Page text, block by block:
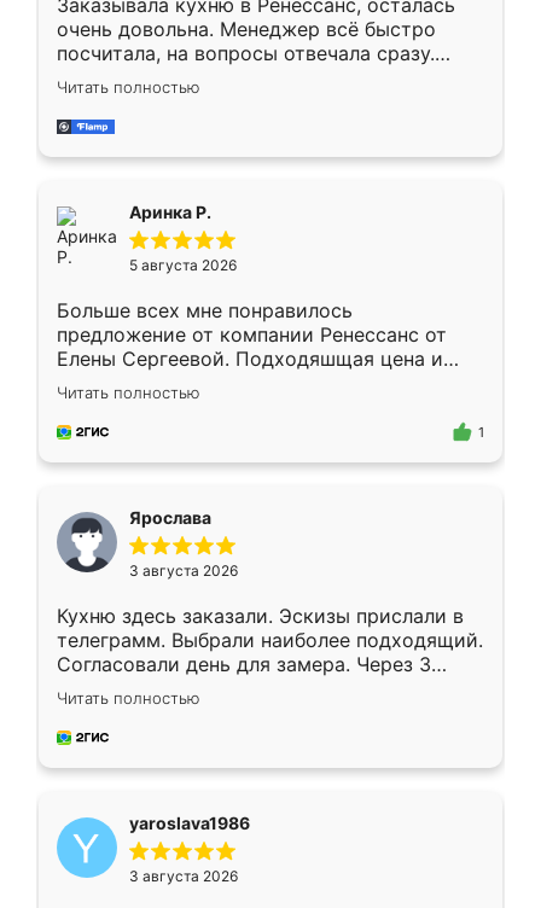
Заказывала кухню в Ренессанс, осталась
очень довольна. Менеджер всё быстро
посчитала, на вопросы отвечала сразу.
Замерщик приехал в субботу, подошёл к
делу со всей ответственностью. Собрали
за день, ребята работали аккуратно, даже
Читать полностью
Аринка Р.
5 августа 2026
Больше всех мне понравилось
предложение от компании Ренессанс от
Елены Сергеевой. Подходяшщая цена и
короткие сроки изготовления. Приехавший
для замера сотрудник Владислав
предложил по моему эскизу самый
Читать полностью
1
Ярослава
3 августа 2026
Кухню здесь заказали. Эскизы прислали в
телеграмм. Выбрали наиболее подходящий.
Согласовали день для замера. Через 3
недели кухня была уже готова. Остались
довольны работой. Спасибо Ренессанс
мебель за качественную работу!
Читать полностью
yaroslava1986
3 августа 2026